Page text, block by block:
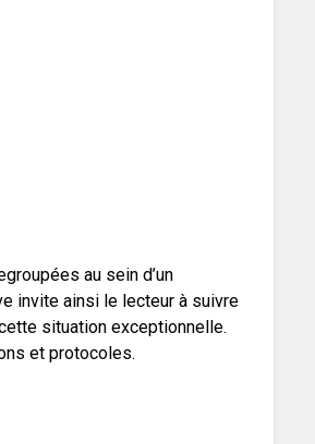
au sein d’un
invite ainsi le lecteur à suivre
situation exceptionnelle.
et protocoles.